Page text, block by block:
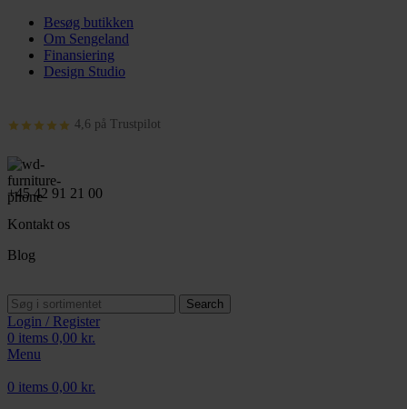
Besøg butikken
Om Sengeland
Finansiering
Design Studio
4,6 på Trustpilot
+45 42 91 21 00
Kontakt os
Blog
Search
Login / Register
0 items 0,00 kr.
Menu
0 items 0,00 kr.